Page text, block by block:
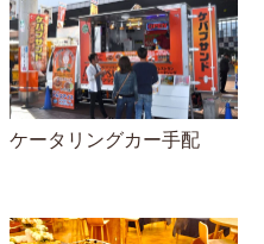
ケータリングカー手配